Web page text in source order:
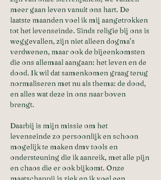
meer gaan leven vanuit ons hart. De
laatste maanden voel ik mij aangetrokken
tot het levenseinde. Sinds religie bij ons is
weggevallen, zijn niet alleen dogma’s
verdwenen, maar ook de bijeenkomsten
die ons allemaal aangaan: het leven en de
dood. Ik wil dat samenkomen graag terug
normaliseren met nu als thema: de dood,
en alles wat deze in ons naar boven
brengt.
Daarbij is mijn missie om het
levenseinde zo persoonlijk en schoon
mogelijk te maken dmv tools en
ondersteuning die ik aanreik, met alle pijn
en chaos die er ook bijkomt. Onze